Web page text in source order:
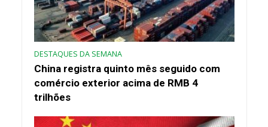
DESTAQUES DA SEMANA
China registra quinto mês seguido com
comércio exterior acima de RMB 4
trilhões